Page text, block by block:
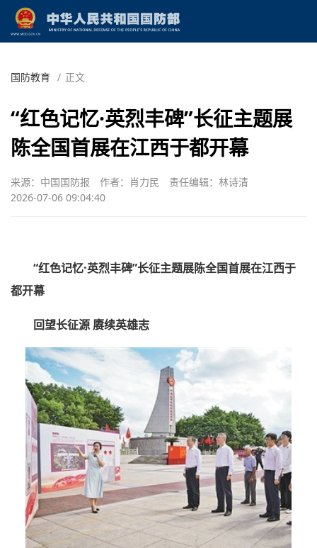
国防教育 / 正文
“红色记忆·英烈丰碑”长征主题展
陈全国首展在江西于都开幕
来源：中国国防报 作者：肖力民
责任编辑：林诗清
2026-07-06 09:04:40
“红色记忆·英烈丰碑”长征主题展陈全国首展在江西于
都开幕
回望长征源 赓续英雄志